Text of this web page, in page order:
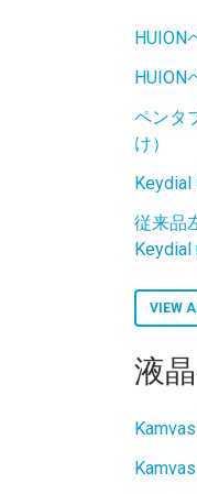
HUION
HUION
ペンタ
け）
Keydial
従来品
Keydial
VIEW
液